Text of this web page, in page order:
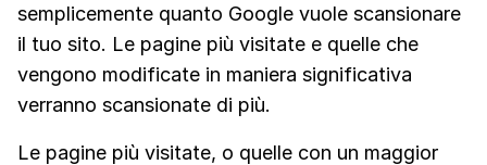
semplicemente quanto Google vuole scansionare
il tuo sito. Le pagine più visitate e quelle che
vengono modificate in maniera significativa
verranno scansionate di più.
Le pagine più visitate, o quelle con un maggior